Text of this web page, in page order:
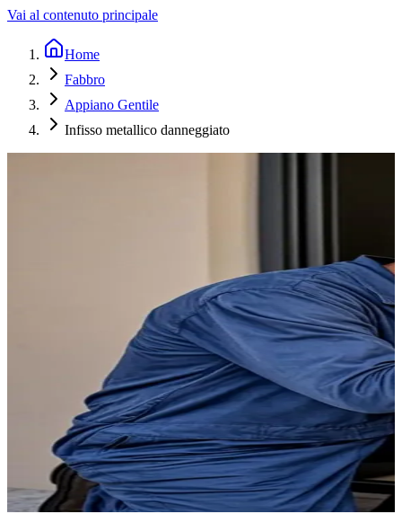
Vai al contenuto principale
Home
Fabbro
Appiano Gentile
Infisso metallico danneggiato